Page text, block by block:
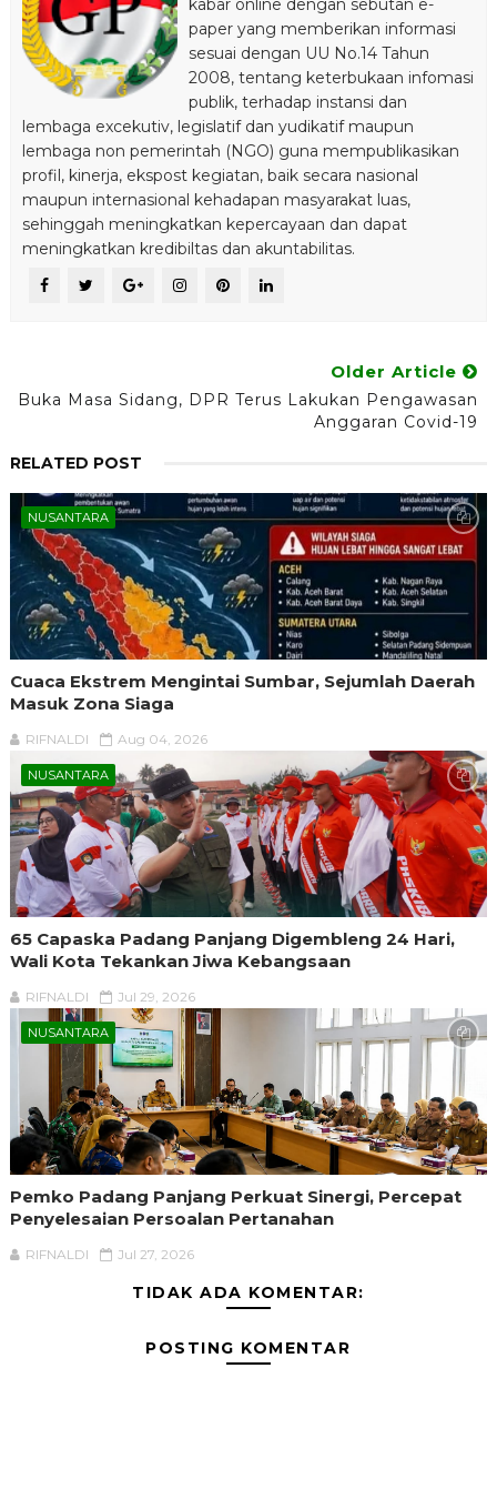
kabar online dengan sebutan e-
paper yang memberikan informasi
sesuai dengan UU No.14 Tahun
2008, tentang keterbukaan infomasi
publik, terhadap instansi dan
lembaga excekutiv, legislatif dan yudikatif maupun
lembaga non pemerintah (NGO) guna mempublikasikan
profil, kinerja, ekspost kegiatan, baik secara nasional
maupun internasional kehadapan masyarakat luas,
sehinggah meningkatkan kepercayaan dan dapat
meningkatkan kredibiltas dan akuntabilitas.
Older Article
Buka Masa Sidang, DPR Terus Lakukan Pengawasan
Anggaran Covid-19
RELATED POST
NUSANTARA
Cuaca Ekstrem Mengintai Sumbar, Sejumlah Daerah
Masuk Zona Siaga
RIFNALDI Aug 04, 2026
NUSANTARA
65 Capaska Padang Panjang Digembleng 24 Hari,
Wali Kota Tekankan Jiwa Kebangsaan
RIFNALDI Jul 29, 2026
NUSANTARA
Pemko Padang Panjang Perkuat Sinergi, Percepat
Penyelesaian Persoalan Pertanahan
RIFNALDI Jul 27, 2026
TIDAK ADA KOMENTAR:
POSTING KOMENTAR